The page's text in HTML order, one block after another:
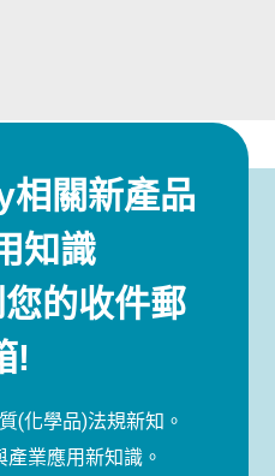
相關新產品
知識
的收件郵
!
(化學品)法規新知。
業應用新知識。